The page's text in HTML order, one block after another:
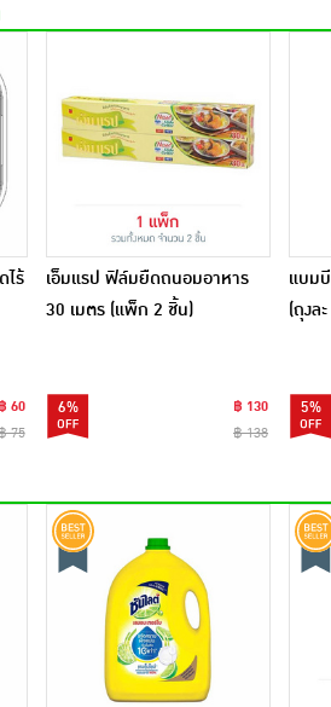
ไร้
฿ 60
75
เอ็มแรป ฟิล์มยืดถนอมอาหาร
30 เมตร (แพ็ก 2 ชิ้น)
6%
฿ 130
฿ 138
แบม
(ถุงล
5%